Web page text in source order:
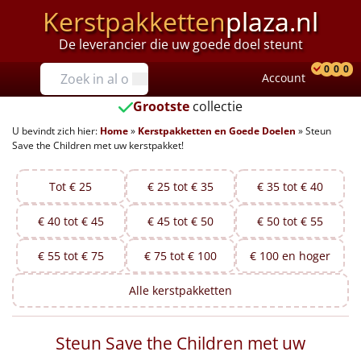
Kerstpakkettenplaza.nl
De leverancier die uw goede doel steunt
Prijzen
Tot €25
€25 tot €35
€35 tot €40
€40 tot €45
€45 tot €50
€50 tot €55
Account
0 0 0
Grootste collectie
U bevindt zich hier: Home» Kerstpakketten en Goede Doelen »Steun
Save the Children met uw kerstpakket!
Tot € 25 € 25 tot € 35 € 35 tot € 40
€ 40 tot € 45 € 45 tot € 50 € 50 tot € 55
€ 55 tot € 75 € 75 tot € 100 € 100 en hoger
Alle kerstpakketten
Steun Save the Children met uw